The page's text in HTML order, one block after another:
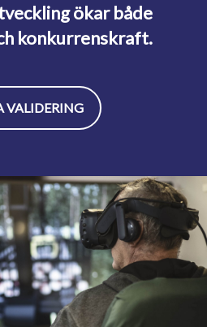
ökar både
konkurrenskraft.
VALIDERING